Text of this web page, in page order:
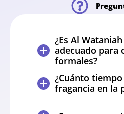
¿Es Al
adecuado para
formales?
¿Cuánto
fragancia en la